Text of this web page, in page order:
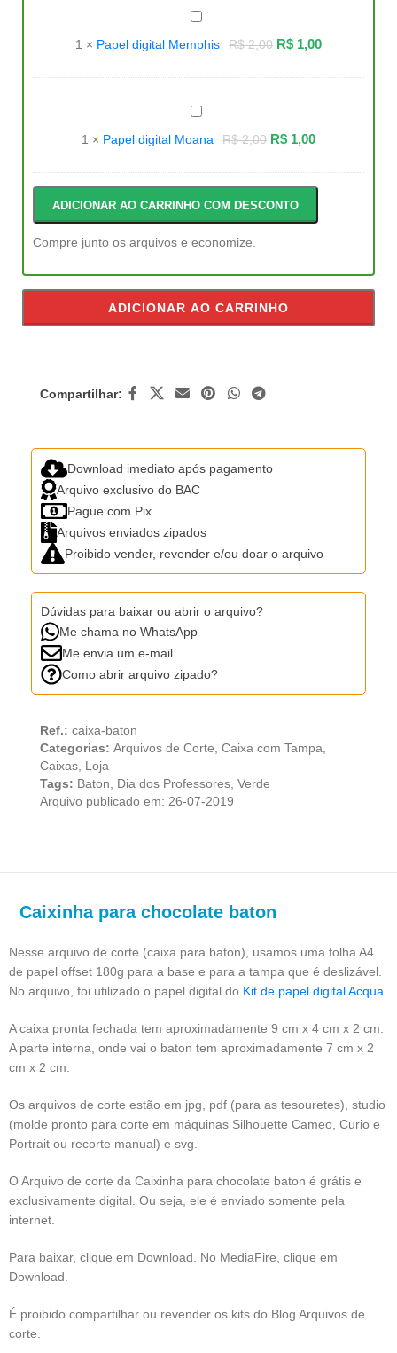
Papel
digital
1 × Papel digital Memphis R$2,00 R$1,00
Papel
digital
1 × Papel digital Moana R$2,00 R$1,00
ADICIONAR AO CARRINHO COM DESCONTO
Compre junto os arquivos e economize.
ADICIONAR AO CARRINHO
Compartilhar:
Download imediato após pagamento
Arquivo exclusivo do BAC
Pague com Pix
Arquivos enviados zipados
Proibido vender, revender e/ou doar o arquivo
Dúvidas para baixar ou abrir o arquivo?
Me chama no WhatsApp
Me envia um e-mail
Como abrir arquivo zipado?
Ref.: caixa-baton
Categorias: Arquivos de Corte Caixa com Tampa
Caixas Loja
Tags: Baton Dia dos Professores Verde
Arquivo publicado em: 26-07-2019
Caixinha para chocolate baton
Nesse arquivo de corte (caixa para baton), usamos uma folha A4
de papel offset 180g para a base e para a tampa que é deslizável.
No arquivo, foi utilizado o papel digital do Kit de papel digital Acqua
A caixa pronta fechada tem aproximadamente 9 cm x 4 cm x 2 cm.
A parte interna, onde vai o baton tem aproximadamente 7 cm x 2
cm x 2 cm.
Os arquivos de corte estão em jpg, pdf (para as tesouretes), studio
(molde pronto para corte em máquinas Silhouette Cameo, Curio e
Portrait ou recorte manual) e svg.
O Arquivo de corte da Caixinha para chocolate baton é grátis e
exclusivamente digital. Ou seja, ele é enviado somente pela
internet.
Para baixar, clique em Download. No MediaFire, clique em
Download.
É proibido compartilhar ou revender os kits do Blog Arquivos de
corte.